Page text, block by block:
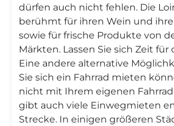
dürfen auch nicht fehlen. Die
berühmt für ihren Wein und
sowie für frische Produkte von
Märkten. Lassen Sie sich Zeit für
Eine andere alternative
Sie sich ein Fahrrad mieten
nicht mit Ihrem eigenen
gibt auch viele Einwegmieten
Strecke. In einigen größeren